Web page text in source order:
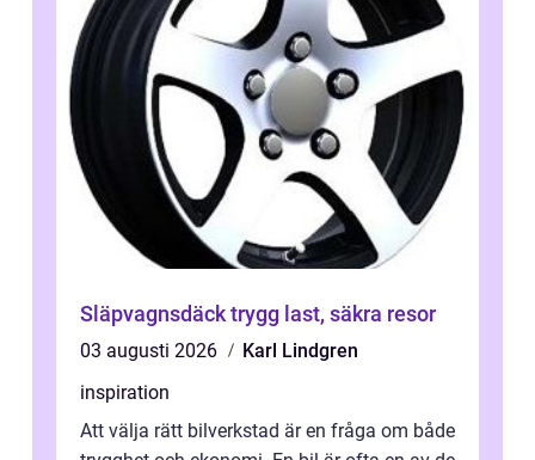
Släpvagnsdäck trygg last, säkra resor
03 augusti 2026
Karl Lindgren
inspiration
Att välja rätt bilverkstad är en fråga om både